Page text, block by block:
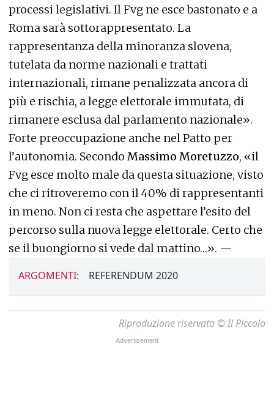
processi legislativi. Il Fvg ne esce bastonato e a
Roma sarà sottorappresentato. La
rappresentanza della minoranza slovena,
tutelata da norme nazionali e trattati
internazionali, rimane penalizzata ancora di
più e rischia, a legge elettorale immutata, di
rimanere esclusa dal parlamento nazionale».
Forte preoccupazione anche nel Patto per
l’autonomia. Secondo Massimo Moretuzzo, «il
Fvg esce molto male da questa situazione, visto
che ci ritroveremo con il 40% di rappresentanti
in meno. Non ci resta che aspettare l’esito del
percorso sulla nuova legge elettorale. Certo che
se il buongiorno si vede dal mattino…». —
ARGOMENTI: REFERENDUM 2020
Riproduzione riservata © Il Piccolo